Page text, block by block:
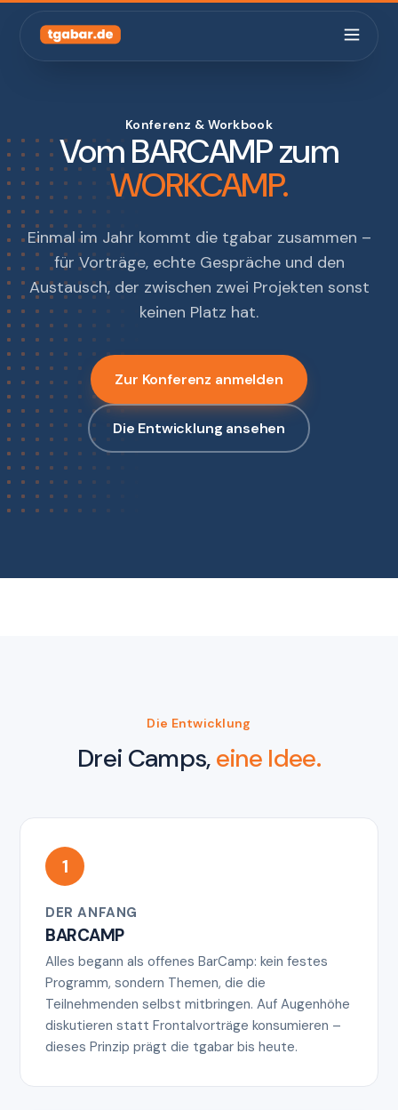
Konferenz & Workbook
VomBARCAMPzum
WORKCAMP.
Einmal im Jahr kommt die tgabar zusammen –
für Vorträge, echte Gespräche und den
Austausch, der zwischen zwei Projekten sonst
keinen Platz hat.
Zur Konferenz anmelden
Die Entwicklung ansehen
Die Entwicklung
Drei Camps, eine Idee.
1
DER ANFANG
BARCAMP
Alles begann als offenes BarCamp: kein festes
Programm, sondern Themen, die die
Teilnehmenden selbst mitbringen. Auf Augenhöhe
diskutieren statt Frontalvorträge konsumieren –
dieses Prinzip prägt die tgabar bis heute.